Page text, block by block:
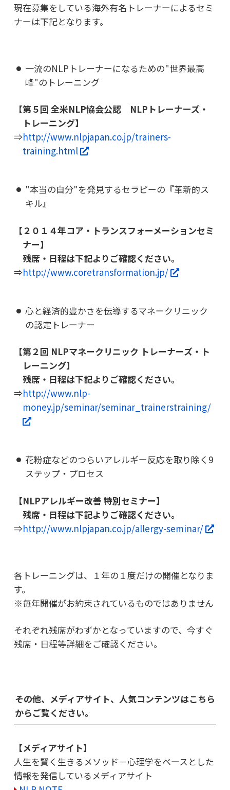
現在募集をしている海外有名トレーナーによるセミ
ナーは下記となります。
一流のNLPトレーナーになるための"世界最高
峰"のトレーニング
【第５回 全米NLP協会公認 NLPトレーナーズ・
トレーニング】
⇒http://www.nlpjapan.co.jp/trainers-
training.html
"本当の自分"を発見するセラピーの『革新的ス
キル』
【２０１４年コア・トランスフォーメーションセミ
ナー】
残席・日程は下記よりご確認ください。
⇒http://www.coretransformation.jp/
心と経済的豊かさを伝導するマネークリニック
の認定トレーナー
【第２回 NLPマネークリニック トレーナーズ・ト
レーニング】
残席・日程は下記よりご確認ください。
⇒http://www.nlp-
money.jp/seminar/seminar_trainerstraining/
花粉症などのつらいアレルギー反応を取り除く9
ステップ・プロセス
【NLPアレルギー改善 特別セミナー】
残席・日程は下記よりご確認ください。
⇒http://www.nlpjapan.co.jp/allergy-seminar/
各トレーニングは、１年の１度だけの開催となりま
す。
※毎年開催がお約束されているものではありません
それぞれ残席がわずかとなっていますので、 今すぐ
残席・日程等詳細をご確認ください。
その他、メディアサイト、人気コンテンツはこちら
からご覧ください。
【メディアサイト】
人生を賢く生きるメソッド－心理学をベースとした
情報を発信しているメディアサイト